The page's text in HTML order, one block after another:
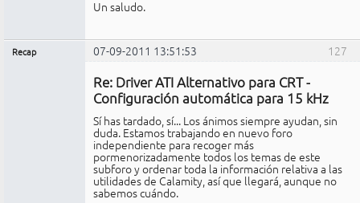
Un saludo.
127
Recap 07-09-2011 13:51:53
Re: Driver ATI Alternativo para CRT -
Configuración automática para 15 kHz
Sí has tardado, sí... Los ánimos siempre ayudan, sin
duda. Estamos trabajando en nuevo foro
independiente para recoger más
pormenorizadamente todos los temas de este
subforo y ordenar toda la información relativa a las
utilidades de Calamity, así que llegará, aunque no
sabemos cuándo.